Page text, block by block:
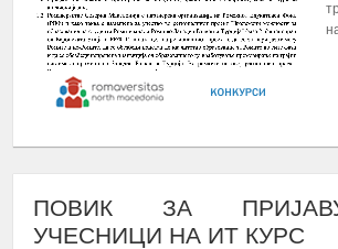
ПОВИК ЗА
УЧЕСНИЦИ НА ИТ КУРС